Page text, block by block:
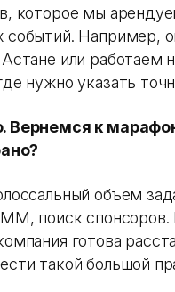
которое мы
событий. Например,
или работаем
нужно указать
Вернемся к
объем
поиск
готова
такой большой